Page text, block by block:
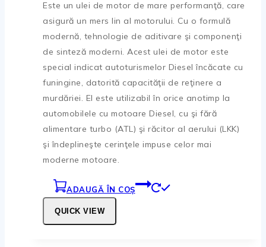
fost:
48,85 lei.
43,86 lei.
Este un ulei de motor de mare performanţă, care
asigură un mers lin al motorului. Cu o formulă
modernă, tehnologie de aditivare şi componenţi
de sinteză moderni. Acest ulei de motor este
special indicat autoturismelor Diesel încăcate cu
funingine, datorită capacităţii de reţinere a
murdăriei. El este utilizabil în orice anotimp la
automobilele cu motoare Diesel, cu şi fără
alimentare turbo (ATL) şi răcitor al aerului (LKK)
şi îndeplineşte cerinţele impuse celor mai
moderne motoare.
ADAUGĂ ÎN COȘ
QUICK VIEW